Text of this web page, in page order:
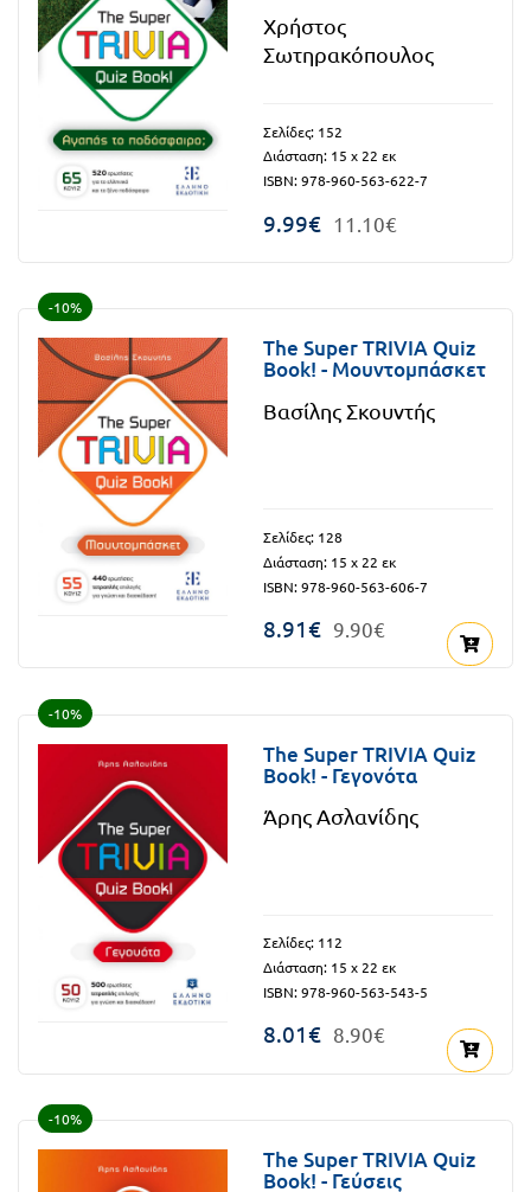
Θεματικά
Ημερολόγια
Βιβλία
Εκπαιδευτικών
Δραστηριοτήτων
Εκπαίδευση
ενηλίκων –
Διά Βίου
Μάθηση
Βιβλιοθήκη
του
εκπαιδευτικού
Πανελλήνιοι
Μαθητικοί
Διαγωνισμοί
Επιτραπέζια
Παιχνίδια
Β΄
Τάξη
Τάξη
Λύκειο
Τάξη
Β΄
Τάξη
Γ΄
Τάξη
Ε.ΠΑΛ.
Για
το
λύκειο
Χρήστος
Σωτηρακόπουλος
Σελίδες: 152
Διάσταση: 15 x 22 εκ
ISBN: 978-960-563-622-7
9.99€ 11.10€
-10%
The Super TRIVIA Quiz
Book! - Μουντομπάσκετ
Βασίλης Σκουντής
Σελίδες: 128
Διάσταση: 15 x 22 εκ
ISBN: 978-960-563-606-7
8.91€ 9.90€
-10%
The Super TRIVIA Quiz
Book! - Γεγονότα
Άρης Ασλανίδης
Σελίδες: 112
Διάσταση: 15 x 22 εκ
ISBN: 978-960-563-543-5
8.01€ 8.90€
-10%
The Super TRIVIA Quiz
Book! - Γεύσεις